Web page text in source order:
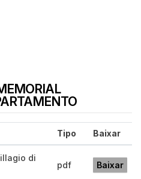
Tipo Baixar
di
pdf Baixar